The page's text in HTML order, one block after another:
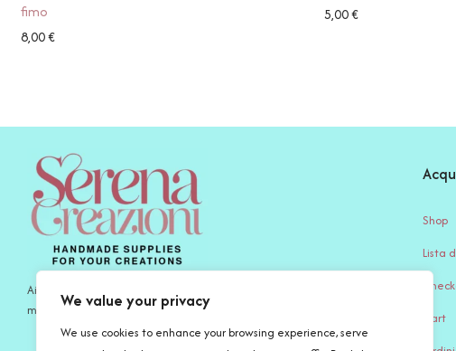
We value your privacy
We use cookies to enhance your browsing experience, serve
fimo
8,00€
5,00€
Aiutamo gli artigiani di oggi a esprimersi al meglio con prodotti fatti a
mano per le proprie creazioni e la propria ispirazione.
Shop
Lista
Cart